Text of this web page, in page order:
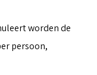
worden de
persoon,